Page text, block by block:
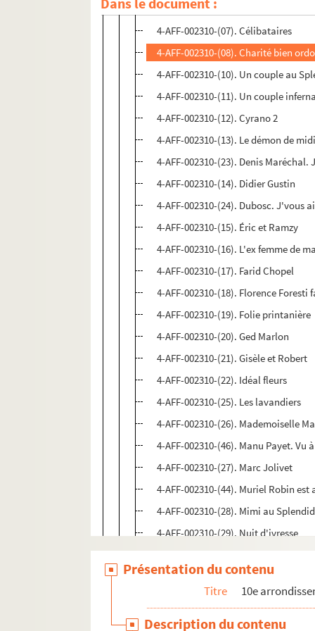
4-AFF-002310-(06). Un caprice ; On
4-AFF-002310-(07). Célibataires
4-AFF-002310-(08). Charité bien
4-AFF-002310-(10). Un couple au
4-AFF-002310-(11). Un couple
4-AFF-002310-(12). Cyrano 2
4-AFF-002310-(13). Le démon de
4-AFF-002310-(23). Denis
4-AFF-002310-(14). Didier Gustin
4-AFF-002310-(24). Dubosc. J'vous
4-AFF-002310-(15). Éric et Ramzy
4-AFF-002310-(16). L'ex femme de
4-AFF-002310-(17). Farid Chopel
4-AFF-002310-(18). Florence
4-AFF-002310-(19). Folie printanière
4-AFF-002310-(20). Ged Marlon
4-AFF-002310-(21). Gisèle et Robert
4-AFF-002310-(22). Idéal fleurs
4-AFF-002310-(25). Les lavandiers
4-AFF-002310-(26). Mademoiselle
4-AFF-002310-(46). Manu Payet. Vu
4-AFF-002310-(27). Marc Jolivet
4-AFF-002310-(44). Muriel Robin
4-AFF-002310-(28). Mimi au Splendid
4-AFF-002310-(29). Nuit d'ivresse
4-AFF-002310-(30). On n'avait pas
4-AFF-002310-(31). Panique à Orly
4-AFF-002310-(32). Plus si affinités
4-AFF-002310-(33). Plus vrai que
Présentation du contenu
Titre 10e
Description du contenu